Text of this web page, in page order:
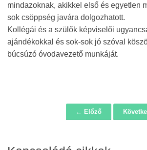
mindazoknak, akikkel első és egyetlen
sok csöppség javára dolgozhatott.
Kollégái és a szülők képviselői
ajándékokkal és sok-sok jó szóval
búcsúzó óvodavezető munkáját.
← Előző